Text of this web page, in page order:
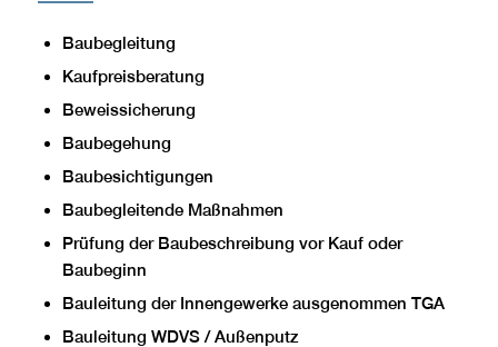
Baubegleitung
Kaufpreisberatung
Beweissicherung
Baubegehung
Baubesichtigungen
Baubegleitende Maßnahmen
Prüfung der Baubeschreibung vor Kauf oder
Baubeginn
Bauleitung der Innengewerke ausgenommen TGA
Bauleitung WDVS / Außenputz